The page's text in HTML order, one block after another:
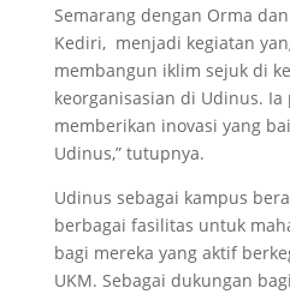
Semarang dengan Orma
Kediri, menjadi kegiatan
membangun iklim sejuk di
keorganisasian di Udinus.
memberikan inovasi yang
Udinus,” tutupnya.
Udinus sebagai kampus
berbagai fasilitas untuk
bagi mereka yang aktif
UKM. Sebagai dukungan